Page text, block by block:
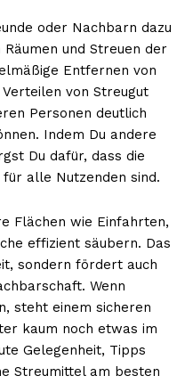
oder Nachbarn dazu
und Streuen der
Entfernen von
von Streugut
Personen deutlich
Indem Du andere
Du dafür, dass die
alle Nutzenden sind.
Flächen wie Einfahrten,
effizient säubern. Das
sondern fördert auch
Wenn
steht einem sicheren
kaum noch etwas im
Gelegenheit, Tipps
Streumittel am besten